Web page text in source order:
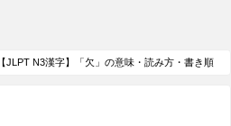
【JLPT N3漢字】「欠」の意味・読み方・書き順